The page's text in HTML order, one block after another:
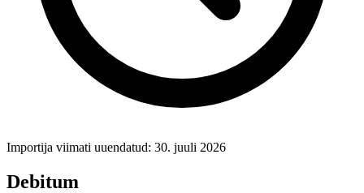
Importija viimati uuendatud: 30. juuli 2026
Debitum